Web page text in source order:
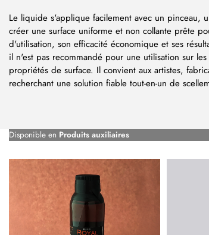
Le liquide s'applique facilement avec un pinceau,
créer une surface uniforme et non collante prête
d'utilisation, son efficacité économique et ses
il n'est pas recommandé pour une utilisation sur
propriétés de surface. Il convient aux artistes,
recherchant une solution fiable tout-en-un de
Disponible en Produits auxiliaires